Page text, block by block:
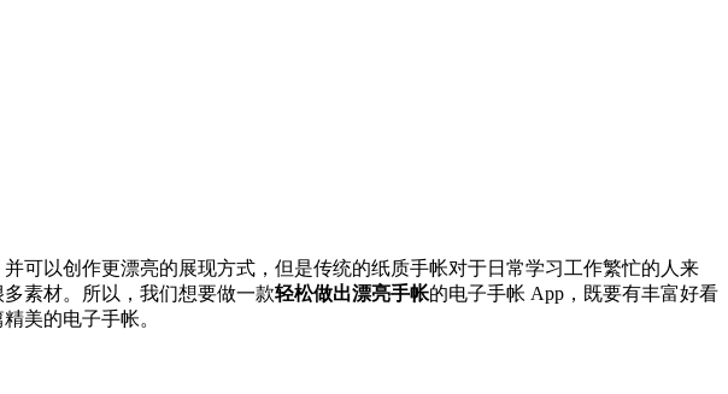
可以创作更漂亮的展现方式，但是传统的纸质手帐对于日常学习工作繁忙的人来
素材。所以，我们想要做一款轻松做出漂亮手帐的电子手帐 App，既要有丰富好看
美的电子手帐。